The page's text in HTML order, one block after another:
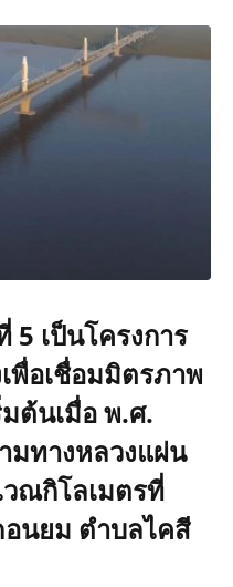
เป็นโครงการ
พื่อเชื่อมมิตรภาพ
ต้นเมื่อ พ.ศ.
มทางหลวงแผ่น
ณกิโลเมตรที่
นยม ตำบลไคสี